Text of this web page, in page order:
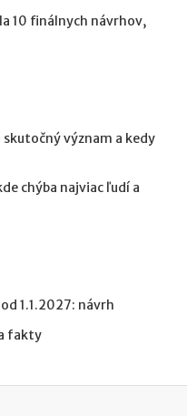
10 finálnych návrhov,
význam a kedy
chýba najviac ľudí a
1.1.2027: návrh
fakty